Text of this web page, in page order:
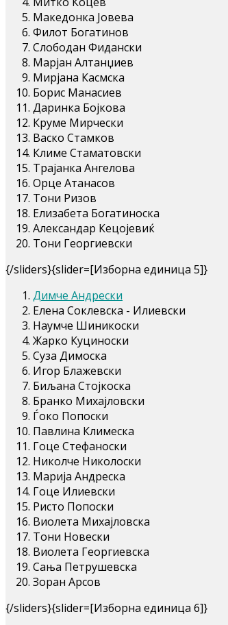
Македонка Јовева
Филот Богатинов
Слободан Фидански
Марјан Алтанџиев
Мирјана Касмска
Борис Манасиев
Даринка Бојкова
Круме Мирчески
Васко Стамков
Климе Стаматовски
Трајанка Ангелова
Орце Атанасов
Тони Ризов
Елизабета Богатиноска
Александар Кецојевиќ
Тони Георгиевски
{/sliders}{slider=[Изборна единица 5]}
Димче Андрески
Елена Соклевска - Илиевски
Наумче Шиникоски
Жарко Куциноски
Суза Димоска
Игор Блажевски
Биљана Стојкоска
Бранко Михајловски
Ѓоко Попоски
Павлина Климеска
Гоце Стефаноски
Николче Николоски
Марија Андреска
Гоце Илиевски
Ристо Попоски
Виолета Михајловска
Тони Новески
Виолета Георгиевска
Сања Петрушевска
Зоран Арсов
{/sliders}{slider=[Изборна единица 6]}